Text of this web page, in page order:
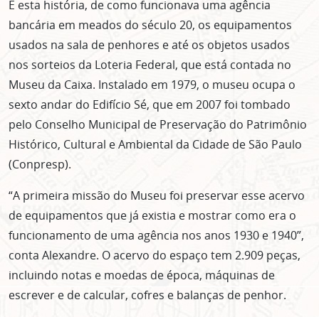
É esta história, de como funcionava uma agência
bancária em meados do século 20, os equipamentos
usados na sala de penhores e até os objetos usados
nos sorteios da Loteria Federal, que está contada no
Museu da Caixa. Instalado em 1979, o museu ocupa o
sexto andar do Edifício Sé, que em 2007 foi tombado
pelo Conselho Municipal de Preservação do Patrimônio
Histórico, Cultural e Ambiental da Cidade de São Paulo
(Conpresp).
“A primeira missão do Museu foi preservar esse acervo
de equipamentos que já existia e mostrar como era o
funcionamento de uma agência nos anos 1930 e 1940”,
conta Alexandre. O acervo do espaço tem 2.909 peças,
incluindo notas e moedas de época, máquinas de
escrever e de calcular, cofres e balanças de penhor.